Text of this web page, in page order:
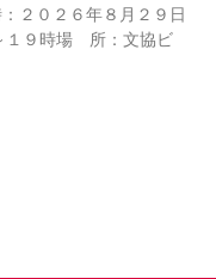
２０２６年８月２９日
１９時場 所：文協ビ